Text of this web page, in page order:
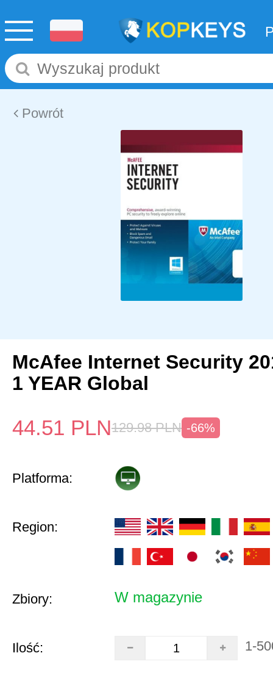
Powrót
McAfee Internet Security
1 YEAR Global
44.51 PLN129.98 PLN -66%
Platforma:
Region:
Zbiory: W magazynie
Ilość: 1-